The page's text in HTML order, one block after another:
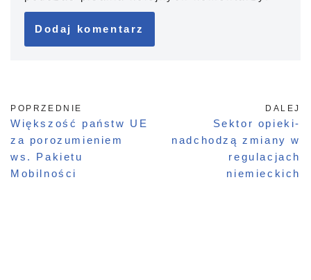
POPRZEDNIE
Większość państw UE
za porozumieniem
ws. Pakietu
Mobilności
DALEJ
Sektor opieki-
nadchodzą zmiany w
regulacjach
niemieckich